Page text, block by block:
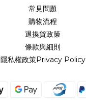
常見問題
購物流程
退換貨政策
條款與細則
隱私權政策Privacy Policy